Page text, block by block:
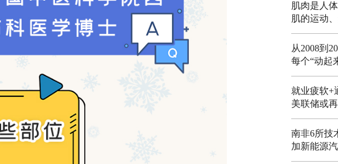
肌肉是人
肌的运动
从2008到
每个“动起
就业疲软+
美联储或
南非6所技
加新能源